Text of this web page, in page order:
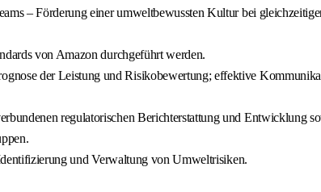
– Förderung einer umweltbewussten Kultur bei
von Amazon durchgeführt werden.
der Leistung und Risikobewertung; effektive
regulatorischen Berichterstattung und Entwicklung
und Verwaltung von Umweltrisiken.